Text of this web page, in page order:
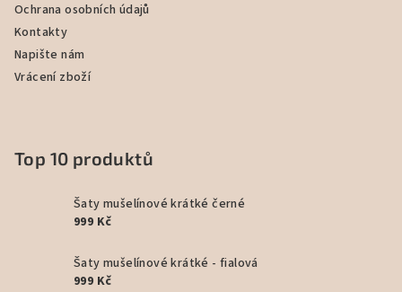
Ochrana osobních údajů
Kontakty
Napište nám
Vrácení zboží
Top 10 produktů
Šaty mušelínové krátké černé
999 Kč
Šaty mušelínové krátké - fialová
999 Kč